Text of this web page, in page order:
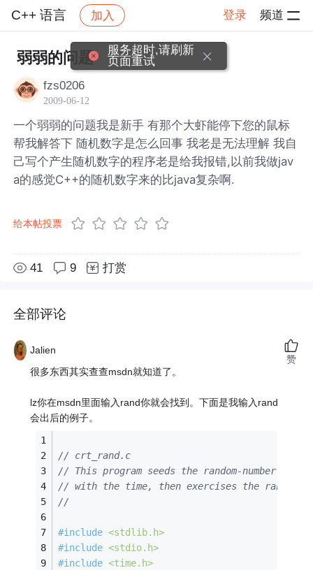
C++ 语言 加入 登录 频道
社区 C++ 语言 帖子详情
弱弱的问题
fzs0206
2009-06-12
一个弱弱的问题我是新手 有那个大虾能停下您的鼠标
帮我解答下 随机数字是怎么回事 我老是无法理解 我自
己写个产生随机数字的程序老是给我报错,以前我做jav
a的感觉C++的随机数字来的比java复杂啊.
给本帖投票
41 9 打赏
全部评论
Jalien
很多东西其实查查msdn就知道了。
lz你在msdn里面输入rand你就会找到。下面是我输入rand
会出后的例子。
// crt_rand.c
// This program seeds the random-number
// with the time, then exercises the rand
//
#include <stdlib.h>
#include <stdio.h>
#include <time.h>
赞